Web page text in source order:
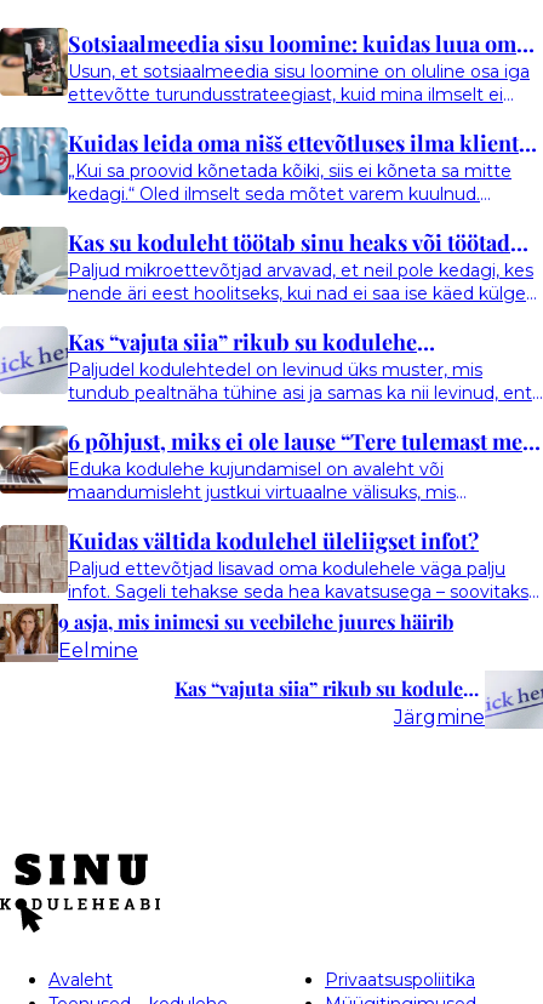
Sotsiaalmeedia sisu loomine: kuidas luua oma
ettevõtte jaoks tulemuslikku sisu?
Usun, et sotsiaalmeedia sisu loomine on oluline osa iga
ettevõtte turundusstrateegiast, kuid mina ilmselt ei
et see võiks olla (tasuta) turundustegevustest nr 1. Kuigi
sotsiaalmeedia on hea kanal…
Kuidas leida oma nišš ettevõtluses ilma kliente
kaotamata?
„Kui sa proovid kõnetada kõiki, siis ei kõneta sa mitte
kedagi.“ Oled ilmselt seda mõtet varem kuulnud.
positsioneerimise teemadel. Samas tekitab niši valimine
paljudes ettevõtjates kerget…
Kas su koduleht töötab sinu heaks või töötad
sina oma kodulehe heaks?
Paljud mikroettevõtjad arvavad, et neil pole kedagi, kes
nende äri eest hoolitseks, kui nad ei saa ise käed külge
oled mõelnud, et su koduleht võiks olla see, kes sinu
eest “töötab&…
Kas “vajuta siia” rikub su kodulehe
kasutajakogemust? Jah.
Paljudel kodulehtedel on levinud üks muster, mis
tundub pealtnäha tühine asi ja samas ka nii levinud, ent
ligipääsetavuse printsiipide vastu. Pean silmas
tekstisiseseid hüperlinkide tekste, mis on se…
6 põhjust, miks ei ole lause “Tere tulemast meie
kodulehele” kirjutamine hea mõte
Eduka kodulehe kujundamisel on avaleht või
maandumisleht justkui virtuaalne välisuks, mis
tooni positiivsele kasutajakogemusele, kuid oluline on
leida tasakaal südamlikkuse ja praktilisuse vah…
Kuidas vältida kodulehel üleliigset infot?
Paljud ettevõtjad lisavad oma kodulehele väga palju
infot. Sageli tehakse seda hea kavatsusega – soovitakse
olla põhjalik, rääkida endast ja oma taustast ning anda
külastajale võimalikult palju taustainfot. Probleem on
aga selles, et suur osa…
9 asja, mis inimesi su veebilehe juures häirib
Eelmine
Kas “vajuta siia” rikub su kodulehe
kasutajakogemust? Jah.
Järgmine
Avaleht
Privaatsuspoliitika